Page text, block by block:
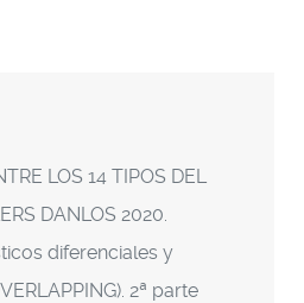
LOS 14 TIPOS DEL
DANLOS 2020.
diferenciales y
2ª parte